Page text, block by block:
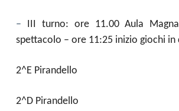
– III turno: ore 11.00 Aula
spettacolo – ore 11:25 inizio giochi in
2^E Pirandello
2^D Pirandello